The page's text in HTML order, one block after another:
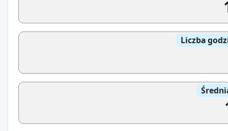
Liczba